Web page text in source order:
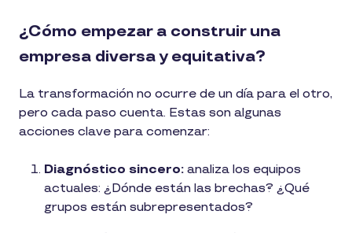
¿Cómo empezar a construir una
empresa diversa y equitativa?
La transformación no ocurre de un día para el otro,
pero cada paso cuenta. Estas son algunas
acciones clave para comenzar:
Diagnóstico sincero: analiza los equipos
actuales: ¿Dónde están las brechas? ¿Qué
grupos están subrepresentados?